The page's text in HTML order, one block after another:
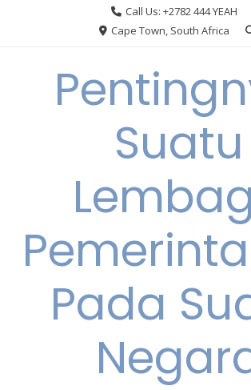
Call Us: +2782 444 YEAH
Cape Town, South Africa
Suatu
Pada